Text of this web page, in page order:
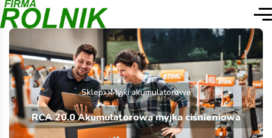
Sklep Myjki akumulatorowe
RCA 20.0 Akumulatorowa myjka ciśnieniowa